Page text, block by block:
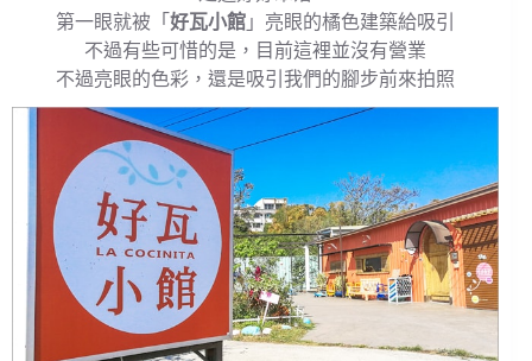
第一眼就被「好瓦小館 」亮眼的橘色建築給吸引
不過有些可惜的是，目前這裡並沒有營業
不過亮眼的色彩，還是吸引我們的腳步前來拍照